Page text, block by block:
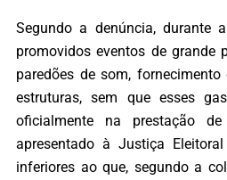
Segundo a denúncia, durante
promovidos eventos de grande
paredões de som,
estruturas, sem que esses
oficialmente na prestação
apresentado à Justiça
inferiores ao que, segundo a